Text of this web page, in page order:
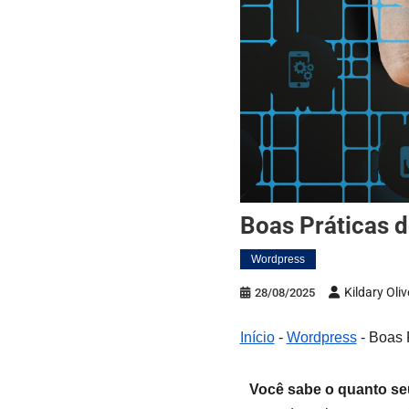
Boas Práticas
Wordpress
28/08/2025 Kildary
Início- Wordpress- Boas
Você sabe o quanto